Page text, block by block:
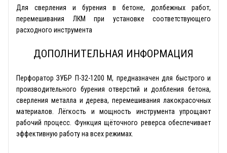
Для сверления и бурения в бетоне, долбежных работ,
перемешивания ЛКМ при установке соответствующего
расходного инструмента
ДОПОЛНИТЕЛЬНАЯ ИНФОРМАЦИЯ
Перфоратор ЗУБР П-32-1200 М, предназначен для быстрого и
производительного бурения отверстий и долбления бетона,
сверления металла и дерева, перемешивания лакокрасочных
материалов. Лёгкость и мощность инструмента упрощают
рабочий процесс. Функция щёточного реверса обеспечивает
эффективную работу на всех режимах.